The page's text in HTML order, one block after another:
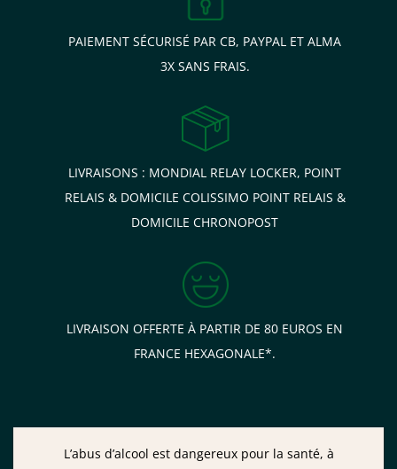
PAIEMENT SÉCURISÉ PAR CB, PAYPAL ET ALMA
3X SANS FRAIS.
LIVRAISONS : MONDIAL RELAY LOCKER, POINT
RELAIS & DOMICILE COLISSIMO POINT RELAIS &
DOMICILE CHRONOPOST
LIVRAISON OFFERTE À PARTIR DE 80 EUROS EN
FRANCE HEXAGONALE*.
L’abus d’alcool est dangereux pour la santé, à